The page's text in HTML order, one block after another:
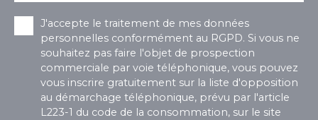
J'accepte le traitement de mes données
personnelles conformément au RGPD. Si vous ne
souhaitez pas faire l'objet de prospection
commerciale par voie téléphonique, vous pouvez
vous inscrire gratuitement sur la liste d'opposition
au démarchage téléphonique, prévu par l'article
L223-1 du code de la consommation, sur le site